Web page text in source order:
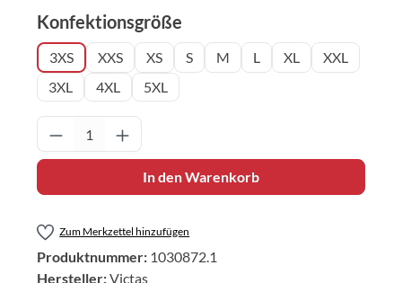
Konfektionsgröße
3XS XXS XS S M L XL
XXL
3XL
4XL 5XL
Produkt Anzahl: Gib den gewünschten
In den Warenkorb
Zum Merkzettel hinzufügen
Produktnummer: 1030872.1
Hersteller:Victas